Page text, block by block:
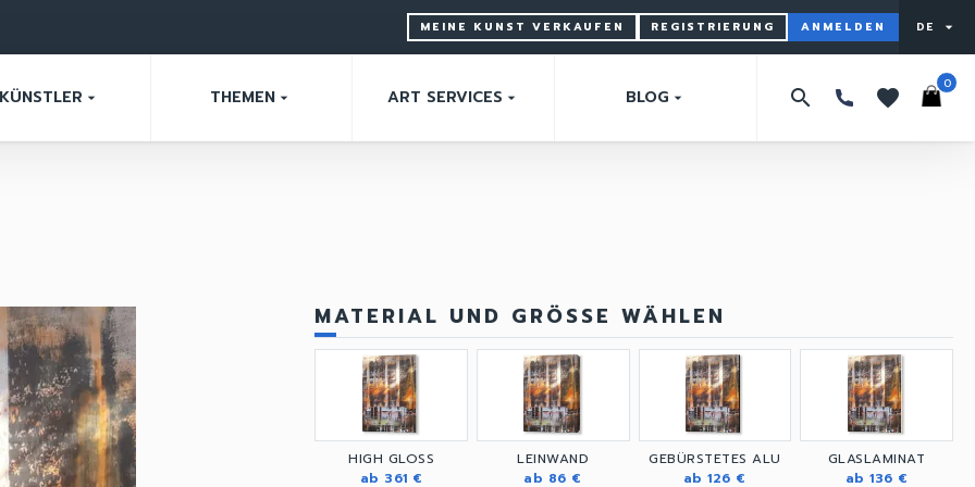
MEINE KUNST VERKAUFEN REGISTRIERUNG ANMELDEN DE arrow_drop_down
KÜNSTLER arrow_drop_down THEMEN arrow_drop_down ART SERVICES arrow_drop_down BLOG arrow_drop_down search favorites
0
MATERIAL UND GRÖSSE WÄHLEN
HIGH GLOSS
ab 361 €
LEINWAND
ab 86 €
GEBÜRSTETES ALU
ab 126 €
GLASLAMINAT
ab 136 €